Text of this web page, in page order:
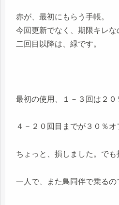
赤が、最初にもらう手帳。
今回更新でなく、期限キレな
二回目以降は、緑です。
最初の使用、１－３回は２０
４－２０回目までが３０％オ
ちょっと、損しました。でも
一人で、また鳥同伴で乗るの